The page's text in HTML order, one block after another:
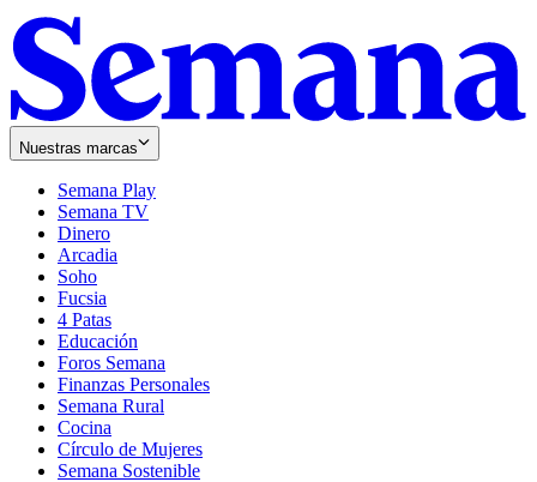
Nuestras marcas
Semana Play
Semana TV
Dinero
Arcadia
Soho
in
new
window
Fucsia
in
new
window
4 Patas
Educación
Foros Semana
Finanzas Personales
Semana Rural
Cocina
Círculo de Mujeres
Semana Sostenible